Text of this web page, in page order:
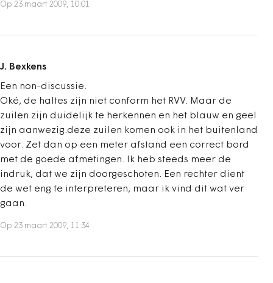
Op 23 maart 2009, 10:01
J. Bexkens
Een non-discussie.
Oké, de haltes zijn niet conform het RVV. Maar de
zuilen zijn duidelijk te herkennen en het blauw en geel
zijn aanwezig.deze zuilen komen ook in het buitenland
voor. Zet dan op een meter afstand een correct bord
met de goede afmetingen. Ik heb steeds meer de
indruk, dat we zijn doorgeschoten. Een rechter dient
de wet eng te interpreteren, maar ik vind dit wat ver
gaan.
Op 23 maart 2009, 11:34